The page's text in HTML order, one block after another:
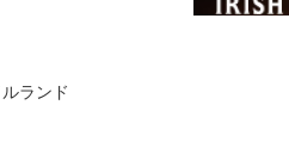
ランド